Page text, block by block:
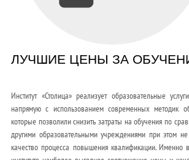
ЛУЧШИЕ ЦЕНЫ ЗА
Институт «Столица» реализует образовательные
напрямую с использованием современных методик
которые позволили снизить затраты на обучения по
другими образовательными учреждениями при этом
качество процесса повышения квалификации. Именно